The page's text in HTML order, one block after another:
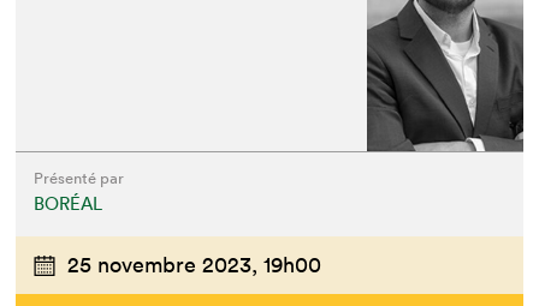
Présenté par
BORÉAL
25 novembre 2023, 19h00